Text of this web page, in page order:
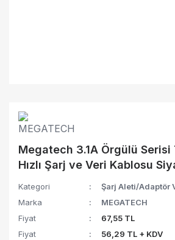
Megatech 3.1A Örgülü Serisi
Hızlı Şarj ve Veri Kablosu
Kategori
Şarj Aleti/Adaptör
Marka
MEGATECH
Fiyat
67,55 TL
Fiyat
56,29 TL + KDV